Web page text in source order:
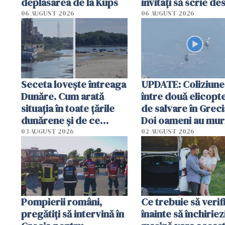
06 AUGUST 2026
România într-un
06 AUGUST 2026
Seceta lovește întreaga
Dunăre. Cum arată
situația în toate țările
dunărene și de ce
România resimte
efectele, deși a plouat
în iulie
03 AUGUST 2026
UPDATE: Coliziune
între două
de salvare în
Doi oameni au
02 AUGUST 2026
Pompierii români,
pregătiţi să intervină în
Ce trebuie să
înainte să